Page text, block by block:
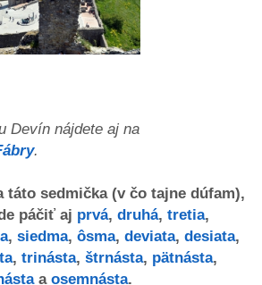
Devín nájdete aj na
.
táto sedmička (v čo tajne dúfam),
páčiť aj prvá, druhá, tretia,
, siedma, ôsma, deviata, desiata,
, trinásta, štrnásta, pätnásta,
a osemnásta.